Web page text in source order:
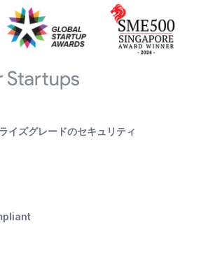
イズグレードのセキュリティ